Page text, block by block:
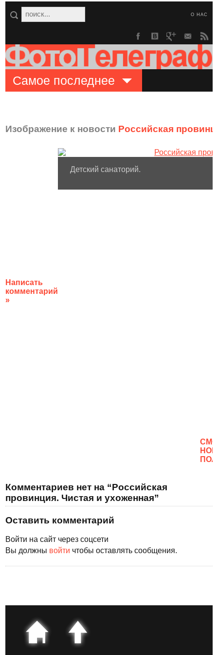
О НАС
Самое последнее
Изображение к новости Российская
Написать
комментарий
»
Детский санаторий.
Комментариев нет на “Российская
провинция. Чистая и ухоженная”
Оставить комментарий
Войти на сайт через соцсети
Вы должны войти чтобы оставлять сообщения.